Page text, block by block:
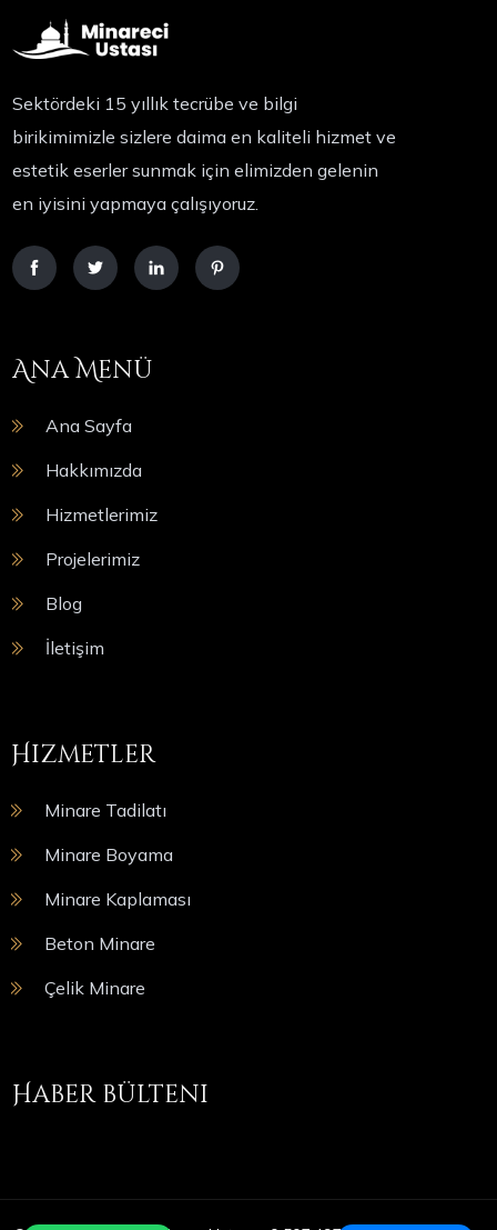
Sektördeki 15 yıllık tecrübe ve bilgi
birikimimizle sizlere daima en kaliteli hizmet ve
estetik eserler sunmak için elimizden gelenin
en iyisini yapmaya çalışıyoruz.
Ana Menü
Ana Sayfa
Hakkımızda
Hizmetlerimiz
Projelerimiz
Blog
İletişim
Hizmetler
Minare Tadilatı
Minare Boyama
Minare Kaplaması
Beton Minare
Çelik Minare
Haber bülteni